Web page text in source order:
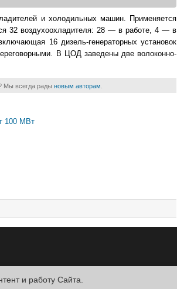
и холодильных машин. Применяется
32 воздухоохладителя: 28 — в работе, 4 — в
16 дизель-генераторных установок
В ЦОД заведены две волоконно-
Мы всегда рады новым авторам
100 МВт
и работу Cайта.